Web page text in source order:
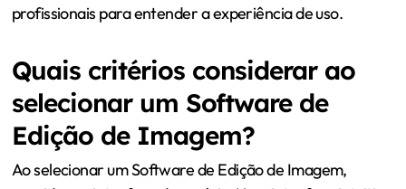
profissionais para entender a experiência de uso.
Quais critérios considerar ao
selecionar um Software de
Edição de Imagem?
Ao selecionar um Software de Edição de Imagem,